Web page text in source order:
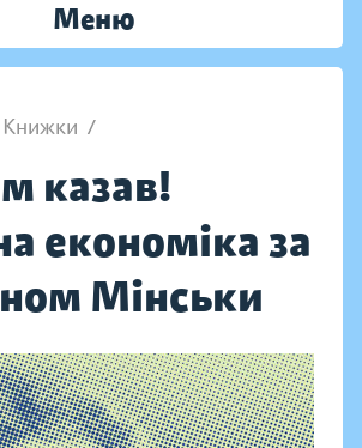
Меню
Книжки /
казав!
економіка за
Мінськи